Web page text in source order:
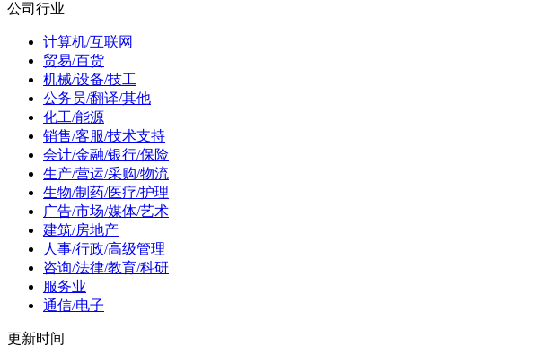
公司行业
计算机/互联网
贸易/百货
机械/设备/技工
公务员/翻译/其他
化工/能源
销售/客服/技术支持
会计/金融/银行/保险
生产/营运/采购/物流
生物/制药/医疗/护理
广告/市场/媒体/艺术
建筑/房地产
人事/行政/高级管理
咨询/法律/教育/科研
服务业
通信/电子
更新时间